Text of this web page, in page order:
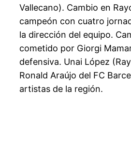
Vallecano). Cambio en
campeón con cuatro
la dirección del equipo.
cometido por Giorgi
defensiva. Unai López
Ronald Araújo del FC
artistas de la región.